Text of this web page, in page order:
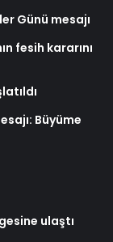
Günü mesajı
fesih kararını
Büyüme
ulaştı